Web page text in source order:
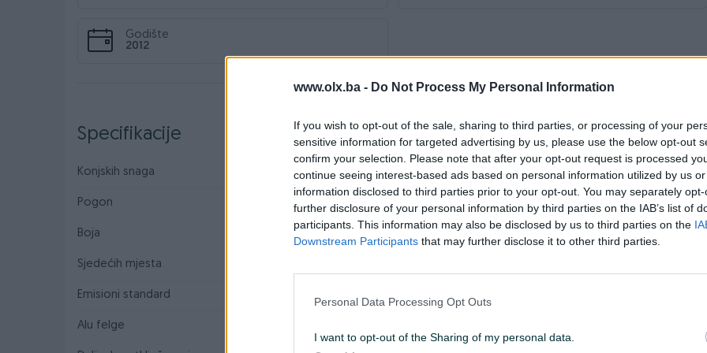
www.olx.ba - Do Not Process My Personal Information
If you wish to opt-out of the sale, sharing to third parties, or processing of your
sensitive information for targeted advertising by us, please use the below opt-out
confirm your selection. Please note that after your opt-out request is processed
continue seeing interest-based ads based on personal information utilized by us
information disclosed to third parties prior to your opt-out. You may separately
further disclosure of your personal information by third parties on the IAB’s list of
participants. This information may also be disclosed by us to third parties on the
Downstream Participants that may further disclose it to other third parties.
Personal Data Processing Opt Outs
I want to opt-out of the Sharing of my personal data.
Godište
2012
Specifikacije
Konjskih snaga Tip Kabriolet
Pogon Godina prve registracije 2012
Boja Veličina felgi
Sjedećih mjesta
Emisioni standard Broj prethodnih vlasnika
Alu felge